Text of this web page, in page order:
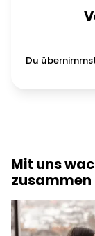
Du
Mit uns
zusammen